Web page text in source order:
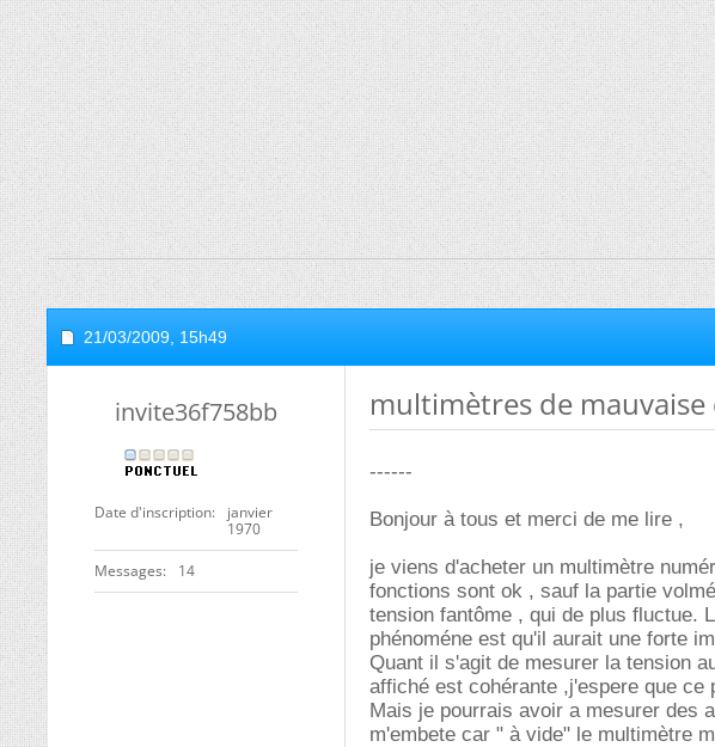
21/03/2009, 15h49
invite36f758bb
Date d'inscription
janvier
1970
Messages 14
multimètres de mauvaise
------
Bonjour à tous et merci de me lire ,
je viens d'acheter un multimètre
fonctions sont ok , sauf la partie
tension fantôme , qui de plus fluctue.
phénoméne est qu'il aurait une forte
Quant il s'agit de mesurer la tension
affiché est cohérante ,j'espere que
Mais je pourrais avoir a mesurer des
m'embete car " à vide" le multimètre